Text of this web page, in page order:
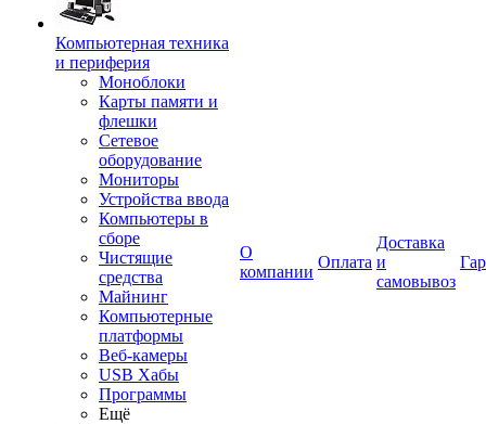
Компьютерная техника
и периферия
Моноблоки
Карты памяти и
флешки
Сетевое
оборудование
Мониторы
Устройства ввода
Компьютеры в
сборе
Чистящие
средства
Майнинг
Компьютерные
платформы
Веб-камеры
USB Хабы
Программы
Ещё
О
компании
Оплата
Доставка
и
самовывоз